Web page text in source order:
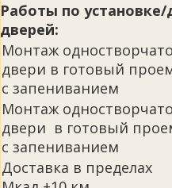
Работы по
дверей:
Монтаж
двери в готовый
с запениванием
Монтаж
двери в готовый
с запениванием
Доставка в пределах